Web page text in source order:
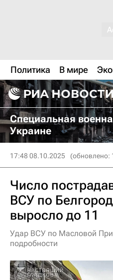
Политика В мире
Специальная
Украине
17:48 08.10.2025 (обновлено:
Число
ВСУ по
выросло до 11
Удар ВСУ по Масловой
подробности